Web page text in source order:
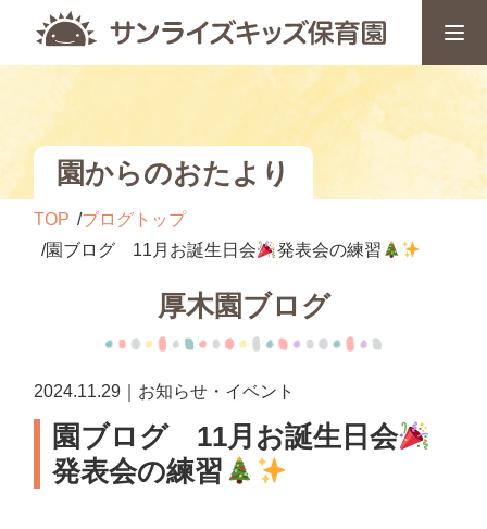
園からのおたより
TOP
ブログトップ
園ブログ 11月お誕生日会
発表会の練習
厚木園ブログ
2024.11.29｜お知らせ・イベント
園ブログ 11月お誕生日会
発表会の練習